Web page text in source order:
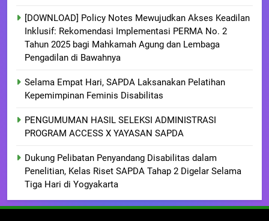
[DOWNLOAD] Policy Notes Mewujudkan Akses Keadilan
Inklusif: Rekomendasi Implementasi PERMA No. 2
Tahun 2025 bagi Mahkamah Agung dan Lembaga
Pengadilan di Bawahnya
Selama Empat Hari, SAPDA Laksanakan Pelatihan
Kepemimpinan Feminis Disabilitas
PENGUMUMAN HASIL SELEKSI ADMINISTRASI
PROGRAM ACCESS X YAYASAN SAPDA
Dukung Pelibatan Penyandang Disabilitas dalam
Penelitian, Kelas Riset SAPDA Tahap 2 Digelar Selama
Tiga Hari di Yogyakarta